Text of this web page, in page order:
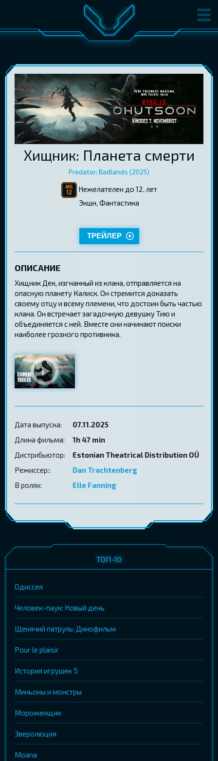
ФИЛЬМЫ БИЛЕТЫ
КОНФЕРЕНЦИИ КИНОКЛУБ-V
ПОДАРОЧНЫЕ КАРТЫ
RUS
Хищник: Планета смерти
Predator: Badlands (2025)
Нежелателен до 12. лет
Экшн, Фантастика
ТРЕЙЛЕР
ОПИСАНИЕ
Хищник Дек, изгнанный из клана, отправляется на
опасную планету Калиск. Он стремится доказать
своему отцу и всему племени, что достоин быть частью
клана. Он встречает загадочную девушку Тию и
объединяется с ней. Вместе они начинают поиски
наиболее грозного противника.
Дата выпуска:
07.11.2025
Длина фильма:
1h 47 min
Дистрибьютор:
Estonian Theatrical Distribution OÜ
Режиссер::
Dan Trachtenberg
В ролях:
Elle Fanning
ТОП-10
Одиссея
Человек-паук: Новый день
Щенячий патруль: Динофильм
Pour le plaisir
История игрушек 5
Миньоны и монстры
Мороженщик
Зверолюция
Moana